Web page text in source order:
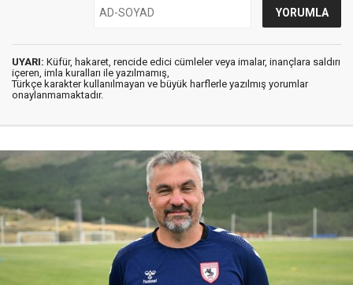
UYARI: Küfür, hakaret, rencide edici cümleler veya imalar, inançlara saldırı
içeren, imla kuralları ile yazılmamış,
Türkçe karakter kullanılmayan ve büyük harflerle yazılmış yorumlar
onaylanmamaktadır.